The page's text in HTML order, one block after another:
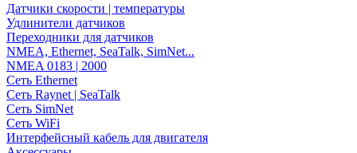
Датчики скорости | температуры
Удлинители датчиков
Переходники для датчиков
NMEA, Ethernet, SeaTalk, SimNet...
NMEA 0183 | 2000
Сеть Ethernet
Сеть Raynet | SeaTalk
Сеть SimNet
Сеть WiFi
Интерфейсный кабель для двигателя